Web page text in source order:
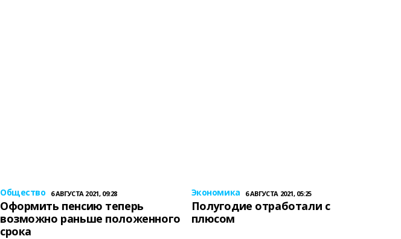
Общество 6 АВГУСТА 2021, 09:28
Оформить пенсию теперь
возможно раньше положенного
срока
Экономика 6 АВГУСТА 2021, 05:25
Полугодие отработали с
плюсом